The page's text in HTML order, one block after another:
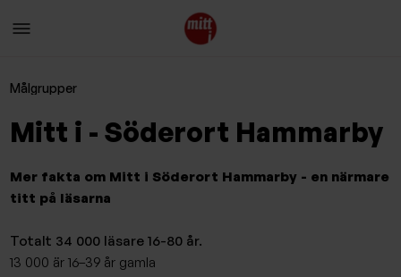
Målgrupper
Mitt i - Söderort Hammarby
Mer fakta om Mitt i Söderort Hammarby - en närmare
titt på läsarna
Totalt 34 000 läsare 16-80 år.
13 000 är 16–39 år gamla